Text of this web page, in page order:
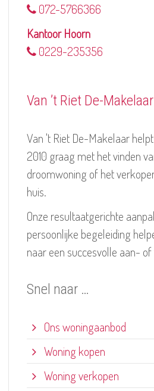
072-5766366
Kantoor Hoorn
0229-235356
Van ’t Riet De-Makelaar
Van 't Riet De-Makelaar
2010 graag met het vinden
droomwoning of het
huis.
Onze resultaatgerichte
persoonlijke begeleiding
naar een succesvolle aan-
Snel naar …
Ons woningaanbod
Woning kopen
Woning verkopen